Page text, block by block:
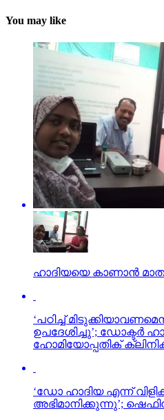
You may like
ഹാദിയയെ കാണാന്‍
‘പഠിച്ച്
ഉപദേശിച്ചു’; ഡോക്ടര്‍
ഹോമിയോപ്പതിക്
‘ഡോ ഹാദിയ എന്ന്
അഭിമാനിക്കുന്നു’;